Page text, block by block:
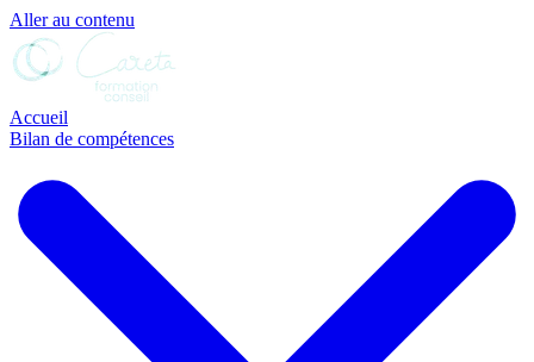
Aller au contenu
Accueil
Bilan de compétences